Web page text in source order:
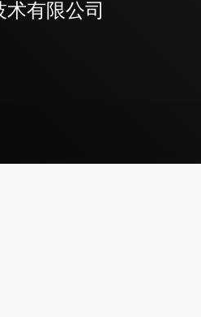
有限公司